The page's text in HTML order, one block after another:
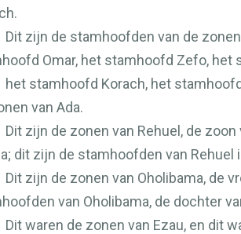
Dit zijn de stamhoofden van de
Omar, het stamhoofd Zefo, het
het stamhoofd Korach, het
van Ada.
Dit zijn de zonen van Rehuel, de
dit zijn de stamhoofden van Rehuel
Dit zijn de zonen van Oholibama, de
van Oholibama, de dochter
Dit waren de zonen van Ezau, en dit